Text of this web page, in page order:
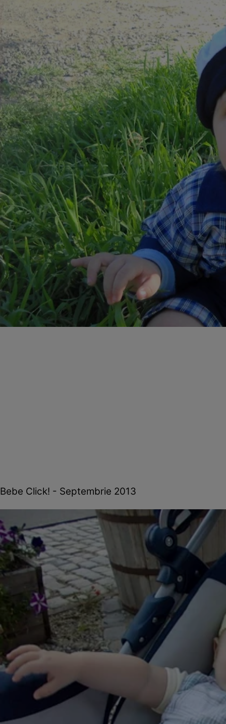
Bebe Click! - Septembrie 2013